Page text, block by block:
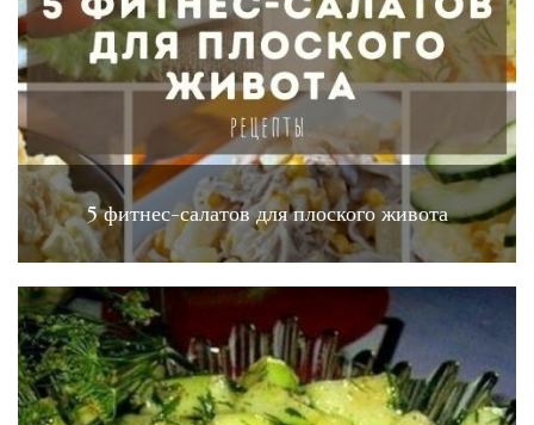
5 фитнес-салатов для плоского живота